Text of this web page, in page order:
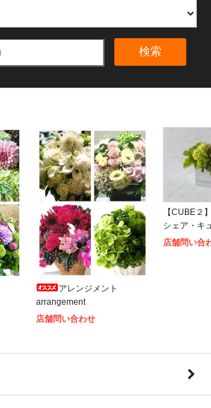
検索
アレンジメント
arrangement
店舗問い合わせ
【CUBE２
シェア・キ
店舗問い合